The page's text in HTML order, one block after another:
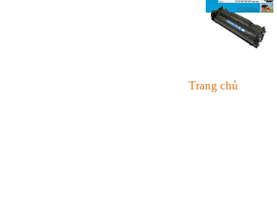
Trang chủ